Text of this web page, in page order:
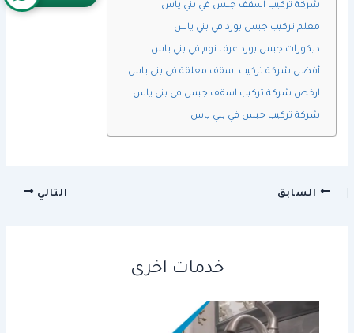
شركة تركيب اسقف جبس في بني ياس
معلم تركيب جبس بورد في بني ياس
ديكورات جبس بورد غرف نوم في بني ياس
أفضل شركة تركيب اسقف معلقة في بني ياس
ارخص شركة تركيب اسقف جبس في بني ياس
شركة تركيب جبس في بني ياس
السابق التالي
خدمات اخرى